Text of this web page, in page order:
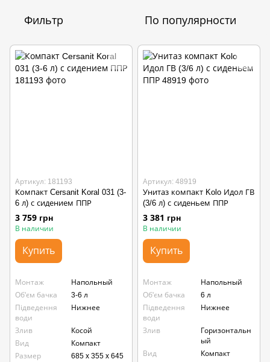
Фильтр По популярности
Артикул: 181193
Компакт Cersanit Koral 031 (3-
6 л) с сидением ППР
3 759 грн
В наличии
Купить
Монтаж
Напольный
Об'єм бачка
3-6 л
Підведення
води
Нижнее
Злив
Косой
Вид
Компакт
Размер
685 x 355 x 645
Артикул: 48919
Унитаз компакт Kolo Идол ГВ
(3/6 л) с сиденьем ППР
3 381 грн
В наличии
Купить
Монтаж
Напольный
Об'єм бачка
6 л
Підведення
води
Нижнее
Злив
Горизонтальн
ый
Вид
Компакт